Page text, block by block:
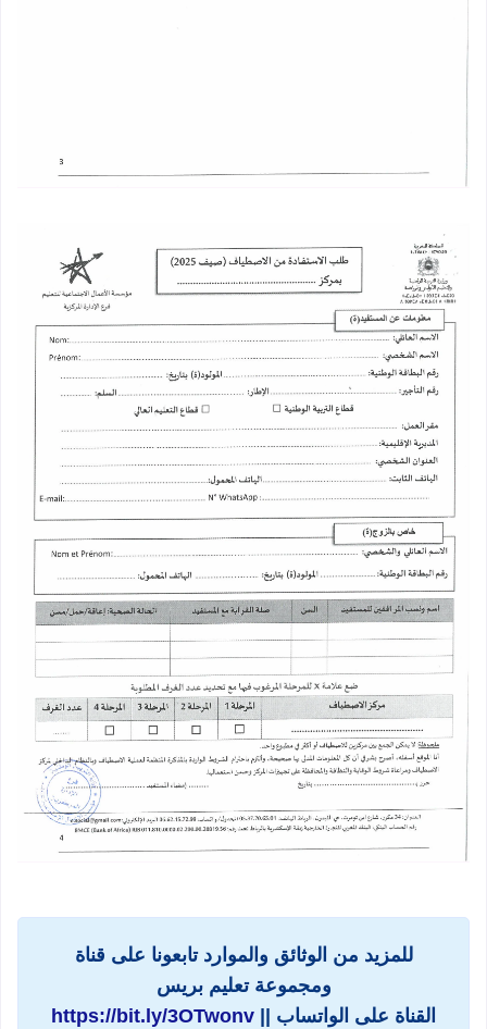
للمزيد من الوثائق والموارد تابعونا على قناة
ومجموعة تعليم بريس
القناة على الواتساب || https://bit.ly/3OTwonv